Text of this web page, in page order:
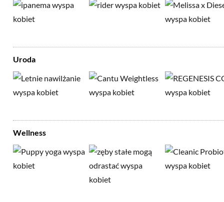
Uroda
Wellness